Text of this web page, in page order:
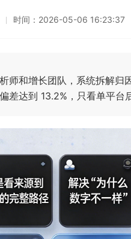
时间： 2026-05-06 16:23:37
师和增长团队，系统拆解
差达到 13.2%，只看单平